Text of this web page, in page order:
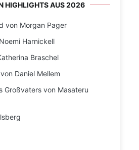
HIGHLIGHTS AUS 2026
von Morgan Pager
Harnickell
Braschel
Daniel Mellem
Großvaters von Masateru